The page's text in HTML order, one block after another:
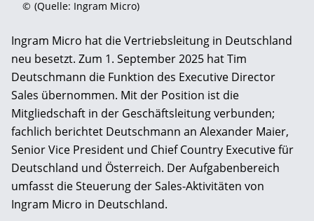
© (Quelle: Ingram Micro)
Ingram Micro hat die Vertriebsleitung in Deutschland
neu besetzt. Zum 1. September 2025 hat Tim
Deutschmann die Funktion des Executive Director
Sales übernommen. Mit der Position ist die
Mitgliedschaft in der Geschäftsleitung verbunden;
fachlich berichtet Deutschmann an Alexander Maier,
Senior Vice President und Chief Country Executive für
Deutschland und Österreich. Der Aufgabenbereich
umfasst die Steuerung der Sales-Aktivitäten von
Ingram Micro in Deutschland.